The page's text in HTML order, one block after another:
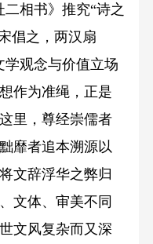
相书》推究“诗之
倡之，两汉扇
学观念与价值立场
作为准绳，正是
里，尊经崇儒者
靡者追本溯源以
文辞浮华之弊归
文体、审美不同
文风复杂而又深